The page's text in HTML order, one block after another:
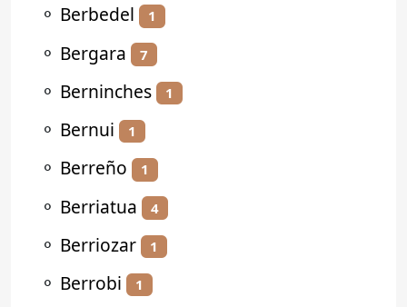
⚬ Berbedel 1
⚬ Bergara 7
⚬ Berninches 1
⚬ Bernui 1
⚬ Berreño 1
⚬ Berriatua 4
⚬ Berriozar 1
⚬ Berrobi 1